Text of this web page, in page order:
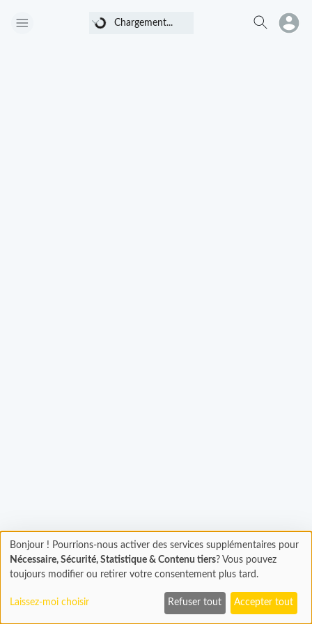
Chargement...
Chargement
En cours...
Bonjour ! Pourrions-nous activer des services supplémentaires pour
Nécessaire, Sécurité, Statistique & Contenu tiers? Vous pouvez
toujours modifier ou retirer votre consentement plus tard.
Laissez-moi choisir Refuser tout Accepter tout